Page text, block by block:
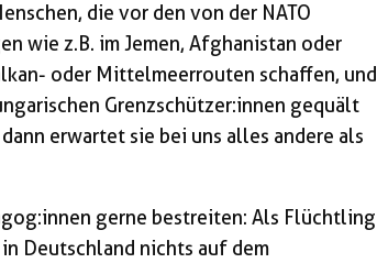
die vor den von der NATO
wie z.B. im Jemen, Afghanistan oder
oder Mittelmeerrouten schaffen, und
Grenzschützer:innen gequält
erwartet sie bei uns alles andere als
gerne bestreiten: Als Flüchtling
Deutschland nichts auf dem